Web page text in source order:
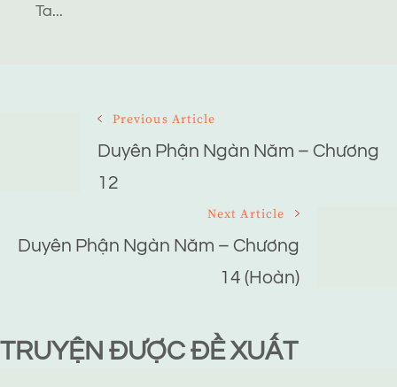
Ta...
Navigation
Previous Article
Duyên Phận Ngàn Năm – Chương
12
Next Article
Duyên Phận Ngàn Năm – Chương
14 (Hoàn)
TRUYỆN ĐƯỢC ĐỀ XUẤT